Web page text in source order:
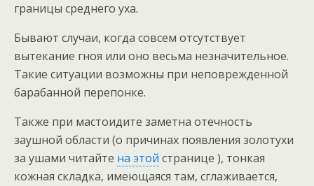
границы среднего уха.
Бывают случаи, когда совсем отсутствует
вытекание гноя или оно весьма незначительное.
Такие ситуации возможны при неповрежденной
барабанной перепонке.
Также при мастоидите заметна отечность
заушной области (о причинах появления золотухи
за ушами читайте на этой странице ), тонкая
кожная складка, имеющаяся там, сглаживается,